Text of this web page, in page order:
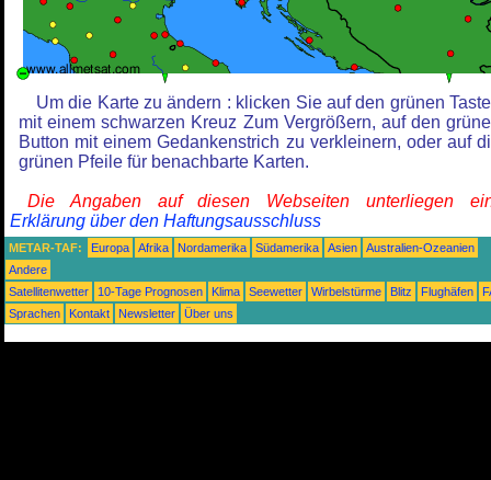
Um die Karte zu ändern : klicken Sie auf den grünen
mit einem schwarzen Kreuz Zum Vergrößern, auf den
Button mit einem Gedankenstrich zu verkleinern, oder auf
grünen Pfeile für benachbarte Karten.
Die Angaben auf diesen Webseiten unterliegen
Erklärung über den Haftungsausschluss
METAR-TAF: Europa Afrika Nordamerika Südamerika Asien
Australien-Ozeanien
Andere
Satellitenwetter
10-Tage Prognosen Klima Seewetter Wirbelstürme Blitz Flughäfen
Sprachen
Kontakt Newsletter Über uns